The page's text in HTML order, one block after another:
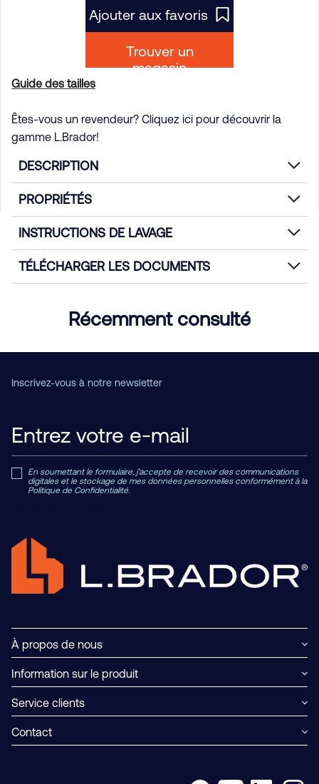
Ajouter aux favoris
Trouver un
magasin
Guide des tailles
Êtes-vous un revendeur? Cliquez ici pour découvrir la
gamme L.Brador!
DESCRIPTION
PROPRIÉTÉS
INSTRUCTIONS DE LAVAGE
TÉLÉCHARGER LES DOCUMENTS
Récemment consulté
Inscrivez-vous à notre newsletter
En soumettant le formulaire, j’accepte de recevoir des communications
digitales et le stockage de mes données personnelles conformément à la
Politique de Confidentialité.
À propos de nous
Information sur le produit
Service clients
Contact